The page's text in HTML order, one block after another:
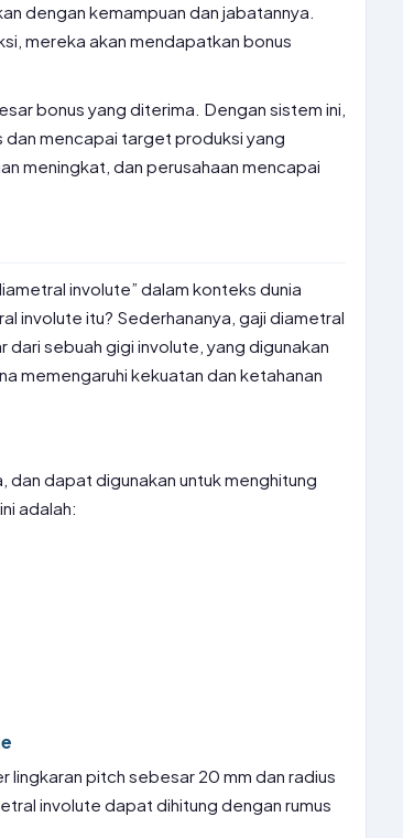
dengan kemampuan dan jabatannya.
mereka akan mendapatkan bonus
bonus yang diterima. Dengan sistem ini,
mencapai target produksi yang
meningkat, dan perusahaan mencapai
involute” dalam konteks dunia
involute itu? Sederhananya, gaji diametral
dari sebuah gigi involute, yang digunakan
memengaruhi kekuatan dan ketahanan
dan dapat digunakan untuk menghitung
adalah:
lingkaran pitch sebesar 20 mm dan radius
involute dapat dihitung dengan rumus